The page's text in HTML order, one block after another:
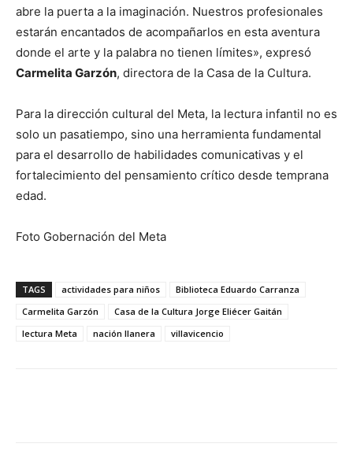
abre la puerta a la imaginación. Nuestros profesionales
estarán encantados de acompañarlos en esta aventura
donde el arte y la palabra no tienen límites», expresó
Carmelita Garzón, directora de la Casa de la Cultura.
Para la dirección cultural del Meta, la lectura infantil no es
solo un pasatiempo, sino una herramienta fundamental
para el desarrollo de habilidades comunicativas y el
fortalecimiento del pensamiento crítico desde temprana
edad.
Foto Gobernación del Meta
TAGS actividades para niños
Biblioteca Eduardo Carranza
Carmelita Garzón
Casa de la Cultura Jorge Eliécer Gaitán
lectura Meta
nación llanera villavicencio